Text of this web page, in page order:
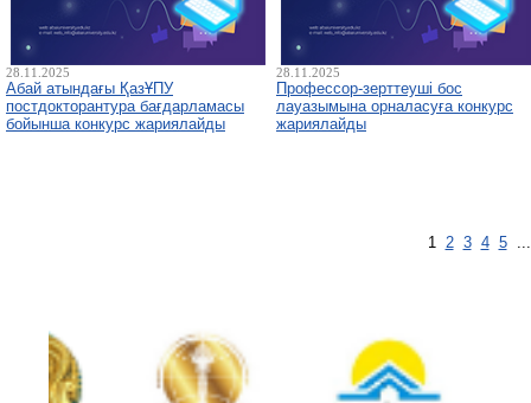
28.11.2025
Абай атындағы ҚазҰПУ
постдокторантура бағдарламасы
бойынша конкурс жариялайды
28.11.2025
Профессор-зерттеуші бос
лауазымына орналасуға конкурс
жариялайды
1 2 3 4 5